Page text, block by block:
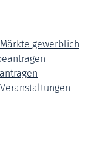
gewerblich